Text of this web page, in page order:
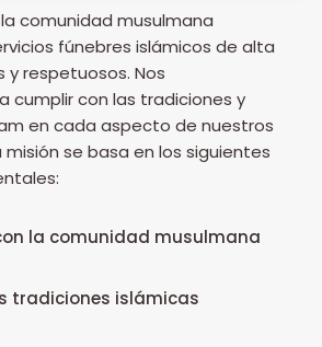
comunidad musulmana
fúnebres islámicos de alta
respetuosos. Nos
cumplir con las tradiciones y
en cada aspecto de nuestros
misión se basa en los siguientes
la comunidad musulmana
tradiciones islámicas